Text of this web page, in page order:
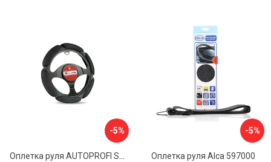
-5% -5%
Оплетка руля Alca 597000